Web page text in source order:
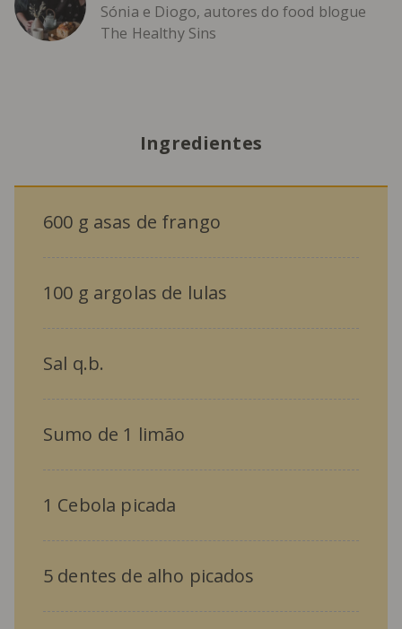
Sónia e Diogo, autores do food blogue
The Healthy Sins
Ingredientes
600 g asas de frango
100 g argolas de lulas
Sal q.b.
Sumo de 1 limão
1 Cebola picada
5 dentes de alho picados